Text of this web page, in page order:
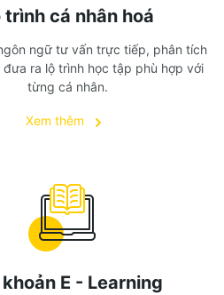
trình cá nhân hoá
ngữ tư vấn trực tiếp, phân tích
ra lộ trình học tập phù hợp với
từng cá nhân.
Xem thêm
E - Learning